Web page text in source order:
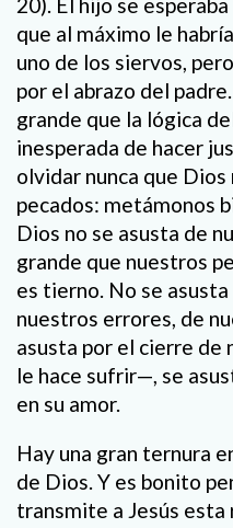
20). El hijo se
que al máximo le
uno de los siervos,
por el abrazo del
grande que la lógica
inesperada de hacer
olvidar nunca que
pecados: metámonos
Dios no se asusta de
grande que nuestros
es tierno. No se
nuestros errores, de
asusta por el cierre
le hace sufrir—, se
en su amor.
Hay una gran ternura
de Dios. Y es bonito
transmite a Jesús esta